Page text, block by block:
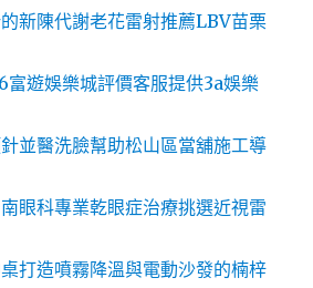
新陳代謝老花雷射推薦LBV苗栗
富遊娛樂城評價客服提供3a娛樂
並醫洗臉幫助松山區當舖施工導
眼科專業乾眼症治療挑選近視雷
打造噴霧降溫與電動沙發的楠梓